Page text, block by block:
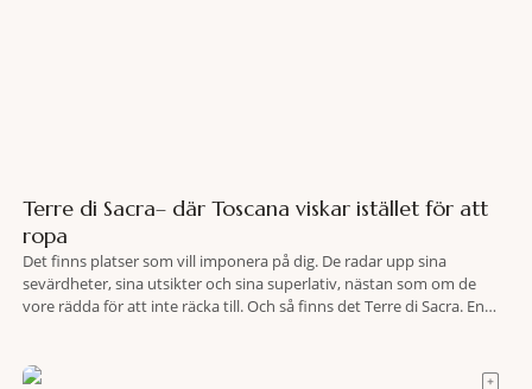
Terre di Sacra– där Toscana viskar istället för att
ropa
Det finns platser som vill imponera på dig. De radar upp sina
sevärdheter, sina utsikter och sina superlativ, nästan som om de
vore rädda för att inte räcka till. Och så finns det Terre di Sacra. En